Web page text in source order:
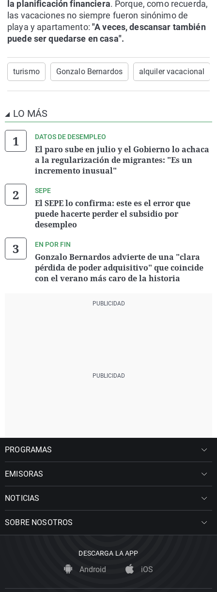
la planificación financiera. Porque, como recuerda,
las vacaciones no siempre fueron sinónimo de
playa y apartamento: "A veces, descansar también
puede ser quedarse en casa".
turismo Gonzalo Bernardos alquiler vacacional
LO MÁS
DATOS DE DESEMPLEO
El paro sube en julio y el Gobierno lo achaca
a la regularización de migrantes: "Es un
incremento inusual"
SEPE
El SEPE lo confirma: este es el error que
puede hacerte perder el subsidio por
desempleo
EN POR FIN
Gonzalo Bernardos advierte de una "clara
pérdida de poder adquisitivo" que coincide
con el verano más caro de la historia
PROGRAMAS
EMISORAS
NOTICIAS
SOBRE NOSOTROS
DESCARGA LA APP
Android iOS